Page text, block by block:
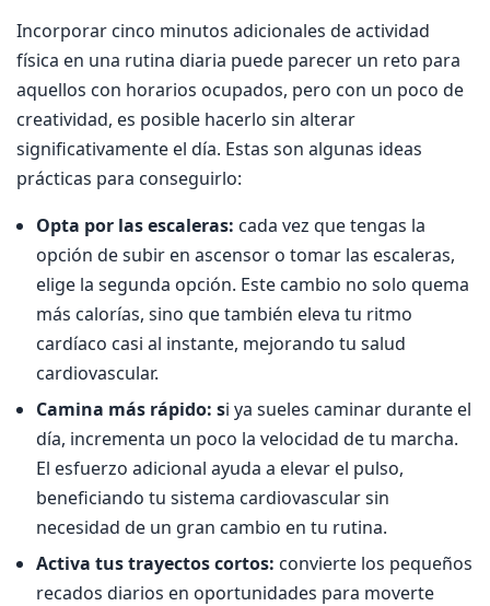
Incorporar cinco minutos adicionales de actividad
física en una rutina diaria puede parecer un reto para
aquellos con horarios ocupados, pero con un poco de
creatividad, es posible hacerlo sin alterar
significativamente el día. Estas son algunas ideas
prácticas para conseguirlo:
Opta por las escaleras: cada vez que tengas la
opción de subir en ascensor o tomar las escaleras,
elige la segunda opción. Este cambio no solo quema
más calorías, sino que también eleva tu ritmo
cardíaco casi al instante, mejorando tu salud
cardiovascular.
Camina más rápido: si ya sueles caminar durante el
día, incrementa un poco la velocidad de tu marcha.
El esfuerzo adicional ayuda a elevar el pulso,
beneficiando tu sistema cardiovascular sin
necesidad de un gran cambio en tu rutina.
Activa tus trayectos cortos: convierte los pequeños
recados diarios en oportunidades para moverte